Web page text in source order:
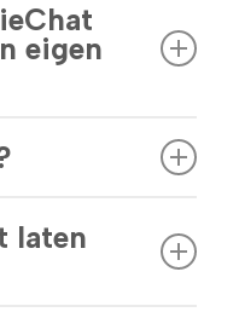
eigen
en teksten.
maat in kan
laten